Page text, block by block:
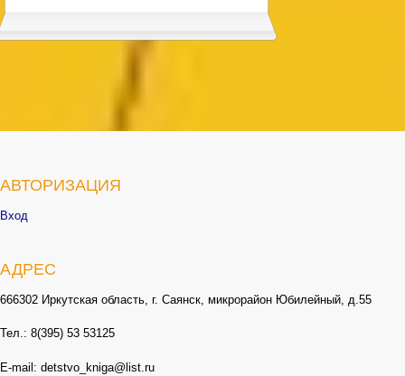
АВТОРИЗАЦИЯ
Вход
АДРЕС
666302 Иркутская область, г. Саянск, микрорайон Юбилейный, д.55
Тел.: 8(395) 53 53125
E-mail: detstvo_kniga@list.ru